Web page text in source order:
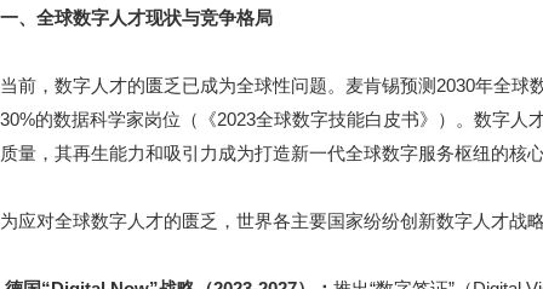
一、全球数字人才现状与竞争格局
当前，数字人才的匮乏已成为全球性问题。麦肯锡预测2030年全
30%的数据科学家岗位（《2023全球数字技能白皮书》）。数字
质量，其再生能力和吸引力成为打造新一代全球数字服务枢纽的核
为应对全球数字人才的匮乏，世界各主要国家纷纷创新数字人才战